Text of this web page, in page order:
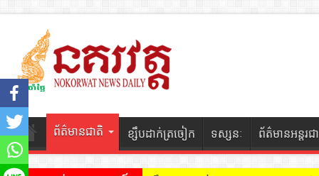
ព័ត៌មានជាតិ ខ្សឹបដាក់ត្រចៀក ទស្សនៈ ព័ត៌មានអន្តរជ